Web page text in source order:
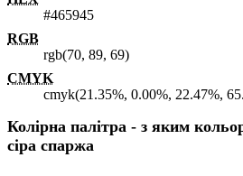
#465945
RGB
rgb(70, 89, 69)
CMYK
cmyk(21.35%, 0.00%, 22.47%,
Колірна палітра - з яким
сіра спаржа